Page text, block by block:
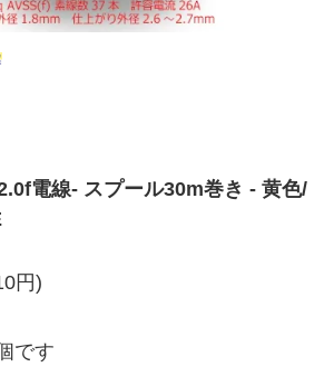
電線- スプール30m巻き - 黄色/
円)
です